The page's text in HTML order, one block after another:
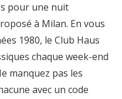
pour une nuit
à Milan. En vous
1980, le Club Haus
chaque week-end
manquez pas les
avec un code